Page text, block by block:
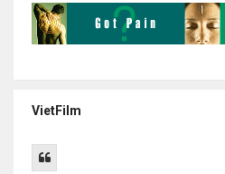
VietFilm